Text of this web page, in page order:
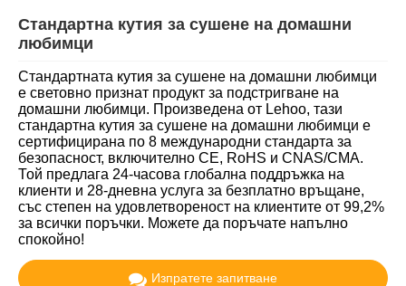
Стандартна кутия за сушене на домашни
любимци
Стандартната кутия за сушене на домашни любимци
е световно признат продукт за подстригване на
домашни любимци. Произведена от Lehoo, тази
стандартна кутия за сушене на домашни любимци е
сертифицирана по 8 международни стандарта за
безопасност, включително CE, RoHS и CNAS/CMA.
Той предлага 24-часова глобална поддръжка на
клиенти и 28-дневна услуга за безплатно връщане,
със степен на удовлетвореност на клиентите от 99,2%
за всички поръчки. Можете да поръчате напълно
спокойно!
Изпратете запитване